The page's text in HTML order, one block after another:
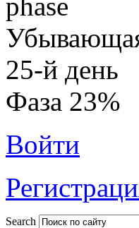
25-й день
Фаза 23%
Войти
Search